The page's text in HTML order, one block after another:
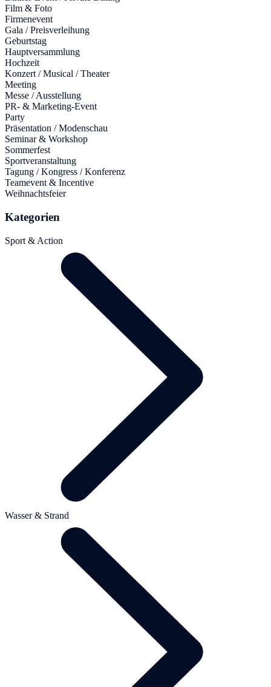
Film & Foto
Firmenevent
Gala / Preisverleihung
Geburtstag
Hauptversammlung
Hochzeit
Konzert / Musical / Theater
Meeting
Messe / Ausstellung
PR- & Marketing-Event
Party
Präsentation / Modenschau
Seminar & Workshop
Sommerfest
Sportveranstaltung
Tagung / Kongress / Konferenz
Teamevent & Incentive
Weihnachtsfeier
Kategorien
Sport & Action
Wasser & Strand